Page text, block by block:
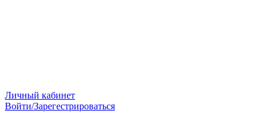
Личный кабинет
Войти/Зарегестрироваться